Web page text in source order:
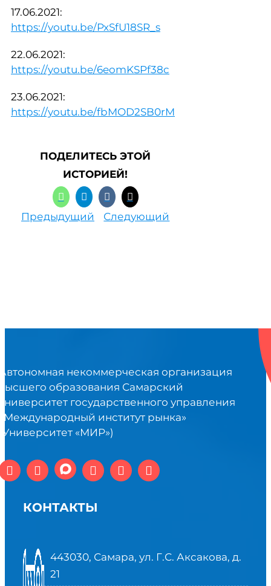
17.06.2021:
https://youtu.be/PxSfU18SR_s
22.06.2021:
https://youtu.be/6eomKSPf38c
23.06.2021:
https://youtu.be/fbMOD2SB0rM
ПОДЕЛИТЕСЬ ЭТОЙ
ИСТОРИЕЙ!
Предыдущий Следующий
некоммерческая организация
образования Самарский
государственного управления
институт рынка»
«МИР»)
КОНТАКТЫ
443030, Самара, ул. Г.С. Аксакова, д.
21